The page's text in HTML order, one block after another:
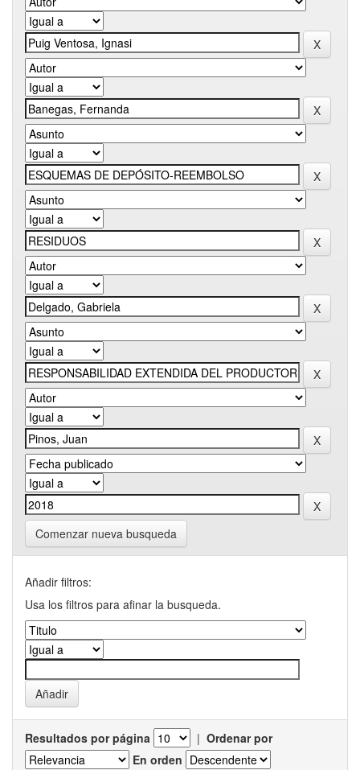
Comenzar nueva busqueda
Añadir filtros:
Usa los filtros para afinar la busqueda.
Resultados por página | Ordenar por
En orden